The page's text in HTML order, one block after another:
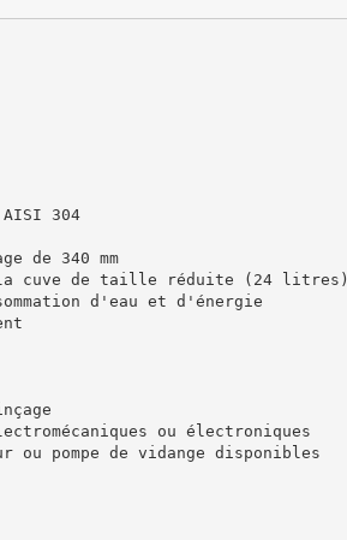
304
de 340 mm
la cuve de taille réduite (24 litres)
d'eau et d'énergie
ou électroniques
ou pompe de vidange disponibles